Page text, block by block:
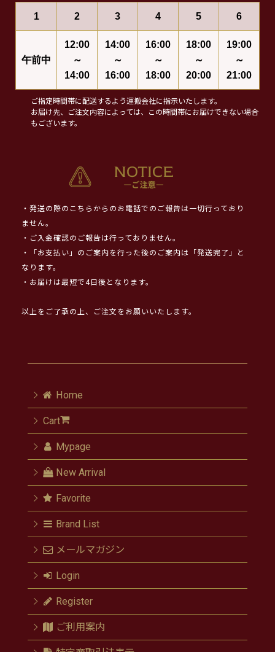
1 2 3 4 5 6
午前中
12:00
～
14:00
14:00
～
16:00
16:00
～
18:00
18:00
～
20:00
19:00
～
21:00
ご指定時間帯に配送するよう運搬会社に指示いたします。
お届け先、ご注文内容によっては、この時間帯にお届けできない場合
もございます。
・発送の際のこちらからのお電話でのご報告は一切行っており
ません。
・ご入金確認のご報告は行っておりません。
・「お支払い」のご案内を行った後のご案内は「発送完了」と
なります。
・お届けは最短で4日後となります。
以上をご了承の上、ご注文をお願いいたします。
Home
Cart
Mypage
New Arrival
Favorite
Brand List
メールマガジン
Login
Register
ご利用案内